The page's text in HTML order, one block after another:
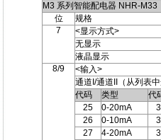
M3 系列智能配电器 NHR-M33
位
规格
7
<显示方式>
无显示
液晶显示
8/9
<输入>
通道I/通道II（从列表
代码
类型
代
25
0-20mA
26
0-10mA
27
4-20mA